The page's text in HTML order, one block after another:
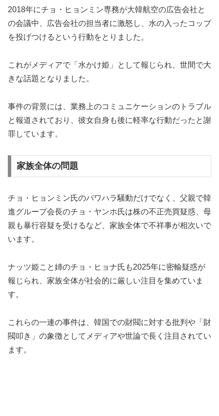
2018年にチョ・ヒョンミン専務が大韓航空の広告会社と
の会議中、広告会社の担当者に激怒し、水の入ったコップ
を投げつけるという行動をとりました。
これがメディアで「水かけ姫」として報じられ、世間で大
きな話題となりました。
事件の背景には、業務上のコミュニケーションのトラブル
と報道されており、彼女自身も後に軽率な行動だったと謝
罪しています。
家族全体の問題
チョ・ヒョンミン氏のパワハラ騒動だけでなく、父親で韓
進グループ会長のチョ・ヤンホ氏は株の不正売買疑惑、母
親も暴行容疑を受けるなど、家族全体で不祥事が相次いで
います。
ナッツ姫こと姉のチョ・ヒョナ氏も2025年に密輸疑惑が
報じられ、家族全体が社会的に厳しい注目を集めていま
す。
これらの一連の事件は、韓国での財閥に対する批判や「財
閥叩き」の象徴としてメディアや世論で長く注目されてい
ます。